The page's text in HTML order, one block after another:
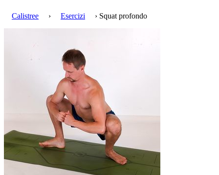
Calistree › Esercizi › Squat profondo